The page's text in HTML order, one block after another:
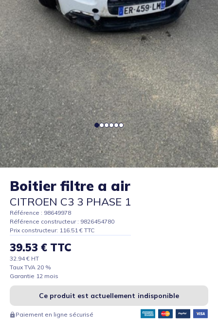
Boitier filtre a air
CITROEN C3 3 PHASE 1
Référence : 98649978
Référence constructeur : 9826454780
Prix constructeur: 116.51 € TTC
39.53 € TTC
32.94 € HT
Taux TVA 20 %
Garantie 12 mois
Ce produit est actuellement indisponible
Paiement en ligne sécurisé